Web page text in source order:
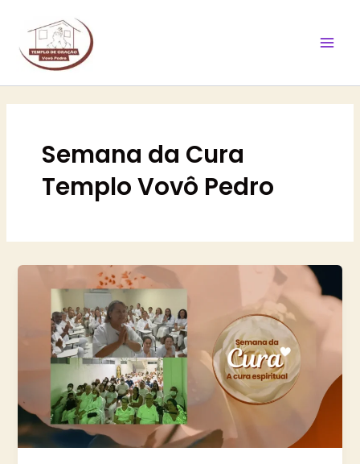
conteúdo
Semana da Cura
Templo Vovô Pedro